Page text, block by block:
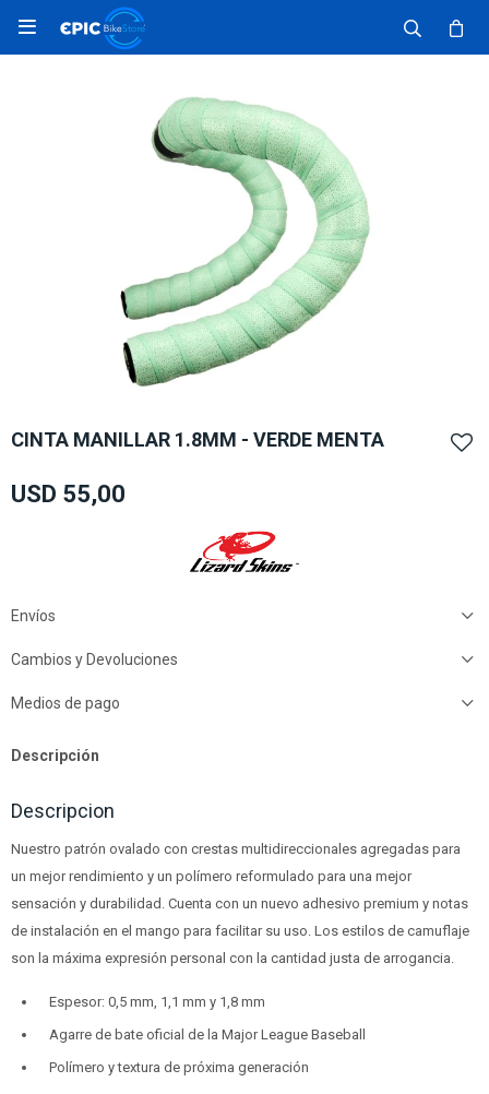

CINTA MANILLAR 1.8MM - VERDE MENTA
USD 55,00
Envíos
Cambios y Devoluciones
Medios de pago
Descripción
Descripcion
Nuestro patrón ovalado con crestas multidireccionales agregadas para
un mejor rendimiento y un polímero reformulado para una mejor
sensación y durabilidad. Cuenta con un nuevo adhesivo premium y notas
de instalación en el mango para facilitar su uso. Los estilos de camuflaje
son la máxima expresión personal con la cantidad justa de arrogancia.
Espesor: 0,5 mm, 1,1 mm y 1,8 mm
Agarre de bate oficial de la Major League Baseball
Polímero y textura de próxima generación